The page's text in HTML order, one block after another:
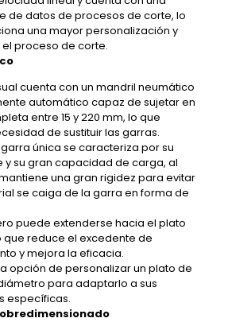
de datos de procesos de corte, lo
una mayor personalización y
proceso de corte.
cuenta con un mandril neumático
automático capaz de sujetar en
entre 15 y 220 mm, lo que
de sustituir las garras.
única se caracteriza por su
y su gran capacidad de carga, al
una gran rigidez para evitar
se caiga de la garra en forma de
puede extenderse hacia el plato
que reduce el excedente de
y mejora la eficacia.
opción de personalizar un plato de
para adaptarlo a sus
específicas.